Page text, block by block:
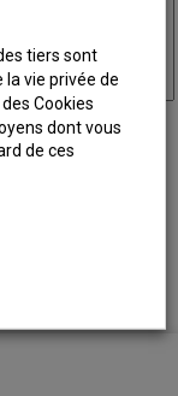
tiers sont
vie privée de
Cookies
dont vous
de ces